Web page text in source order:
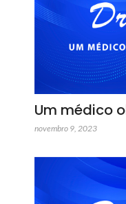
Um médico
novembro 9, 2023